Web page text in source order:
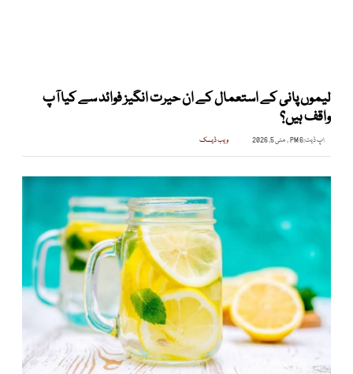
لیموں پانی کے استعمال کے ان حیرت انگیز فوائد سے کیا آپ
واقف ہیں؟
اپ ڈیٹ:6 PM , مئی 5, 2026 ویب ڈیسک